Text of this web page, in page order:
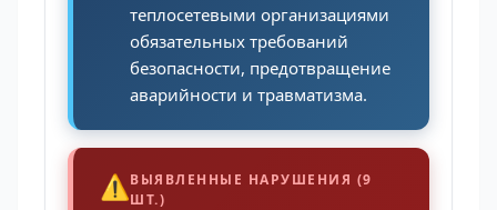
теплосетевыми организациями
обязательных требований
безопасности, предотвращение
аварийности и травматизма.
⚠️ВЫЯВЛЕННЫЕ НАРУШЕНИЯ (9
ШТ.)